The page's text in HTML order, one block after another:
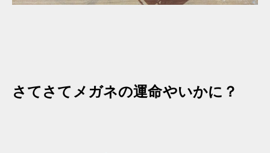
さてさてメガネの運命やいかに？